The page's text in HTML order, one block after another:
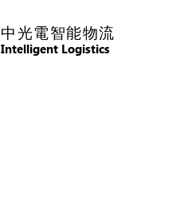
中光電智能物流
Intelligent Logistics